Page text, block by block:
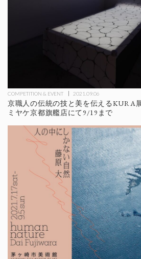
COMPETITION & EVENT 2021.09.06
京職人の伝統の技と美を伝えるKURA
ミヤケ京都旗艦店にて9/19まで